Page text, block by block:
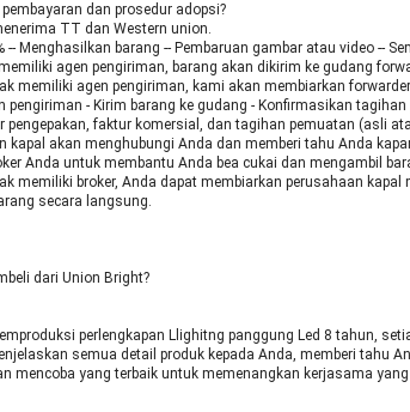
dan prosedur adopsi?
TT dan Western union.
-- Menghasilkan barang -- Pembaruan gambar atau video --
agen pengiriman, barang akan dikirim ke gudang
memiliki agen pengiriman, kami akan membiarkan
pengiriman - Kirim barang ke gudang - Konfirmasikan tagihan
pengepakan, faktur komersial, dan tagihan pemuatan (asli
kapal akan menghubungi Anda dan memberi tahu Anda
Anda untuk membantu Anda bea cukai dan mengambil
memiliki broker, Anda dapat membiarkan perusahaan kapal
secara langsung.
dari Union Bright?
perlengkapan Llighitng panggung Led 8 tahun,
semua detail produk kepada Anda, memberi tahu
mencoba yang terbaik untuk memenangkan kerjasama